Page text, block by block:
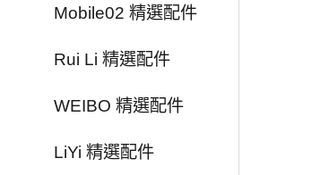
Mobile02 精選配件
Rui Li 精選配件
WEIBO 精選配件
LiYi 精選配件